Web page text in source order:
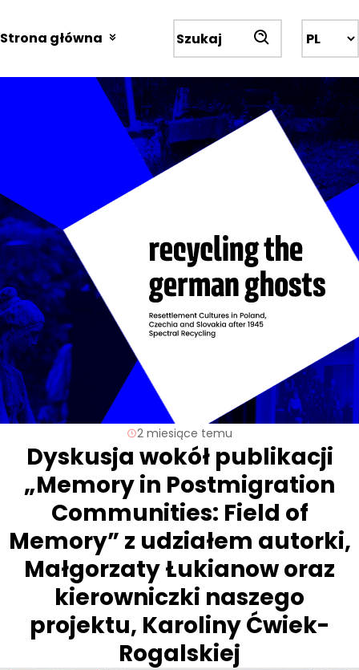
treści
Strona główna Wyszukiwarka
2 miesiące temu
Dyskusja wokół publikacji
„Memory in Postmigration
Communities: Field of
Memory” z udziałem autorki,
Małgorzaty Łukianow oraz
kierowniczki naszego
projektu, Karoliny Ćwiek-
Rogalskiej